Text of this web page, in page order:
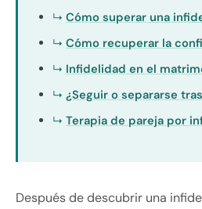
Cómo superar una
Cómo recuperar la
Infidelidad en el
¿Seguir o separarse
Terapia de pareja por
Después de descubrir una